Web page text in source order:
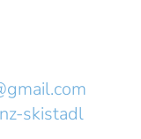
skistadl